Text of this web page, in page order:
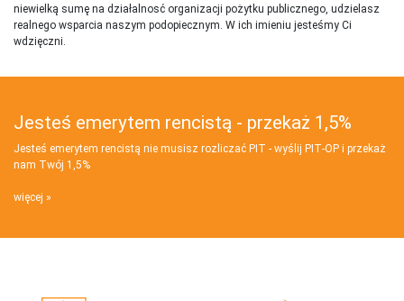
niewielką sumę na działalnosć organizacji pożytku publicznego, udzielasz
realnego wsparcia naszym podopiecznym. W ich imieniu jesteśmy Ci
wdzięczni.
Jesteś emerytem rencistą - przekaż 1,5%
Jesteś emerytem rencistą nie musisz rozliczać PIT - wyślij PIT‑OP i przekaż
nam Twój 1,5%
więcej